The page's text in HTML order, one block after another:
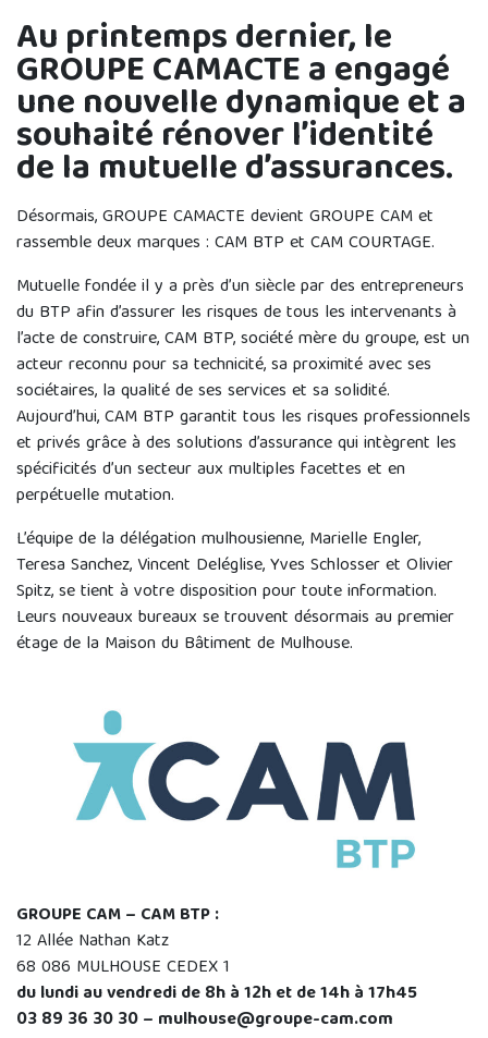
Au printemps dernier, le
GROUPE CAMACTE a engagé
une nouvelle dynamique et a
souhaité rénover l’identité
de la mutuelle d’assurances.
Désormais, GROUPE CAMACTE devient GROUPE CAM et
rassemble deux marques : CAM BTP et CAM COURTAGE.
Mutuelle fondée il y a près d’un siècle par des entrepreneurs
du BTP afin d’assurer les risques de tous les intervenants à
l’acte de construire, CAM BTP, société mère du groupe, est un
acteur reconnu pour sa technicité, sa proximité avec ses
sociétaires, la qualité de ses services et sa solidité.
Aujourd’hui, CAM BTP garantit tous les risques professionnels
et privés grâce à des solutions d’assurance qui intègrent les
spécificités d’un secteur aux multiples facettes et en
perpétuelle mutation.
L’équipe de la délégation mulhousienne, Marielle Engler,
Teresa Sanchez, Vincent Deléglise, Yves Schlosser et Olivier
Spitz, se tient à votre disposition pour toute information.
Leurs nouveaux bureaux se trouvent désormais au premier
étage de la Maison du Bâtiment de Mulhouse.
GROUPE CAM – CAM BTP :
12 Allée Nathan Katz
68 086 MULHOUSE CEDEX 1
du lundi au vendredi de 8h à 12h et de 14h à 17h45
03 89 36 30 30 – mulhouse@groupe-cam.com